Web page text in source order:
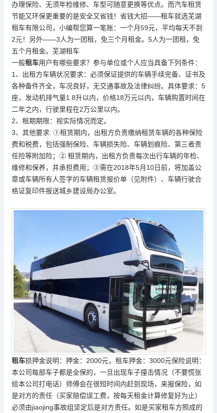
办理保险、无须年检维修、车型可随意更换等优点。而汽车租赁
节能又环保更重要的是安全又省钱！省钱大招——租车就选芜湖
租车有限公司，小编帮您算一笔账：一个月59元，平均每天不到
2元！另外——3人为一团租，免三个月租金。5人为一团租，免
五个月租金。芜湖租车
一般租车用户有哪些要求？参与单位或个人应当具备下列条件：
1、出租方车辆状况要求：必须保证提供的车辆手续完备、证书及
各种备件齐全，车况良好，无交通事故及法律纠纷。具体要求：5
座，发动机排气量1.8升以内，价格18万元以内，车辆购置时间在
二年之内，行驶里程在2万公里以内。
2、租期期限：视实际情况而定。
3、其他要求: ①租赁期内，出租方负责缴纳租赁车辆的各种保险
费和税费，包括强制保险、车辆损失险、车辆划痕险、第三者责
任险等附加险；② 租赁期内，出租方负责每次出行车辆的年检、
维修和保养，并承担费用；③需在2018年5月10日前，将加盖公
章或车辆所有人签字的车辆租赁报价单（见附件）、车辆行驶合
格证复印件报送城乡建设局办公室。
租车损押金说明：押金：2000元，租车押金：3000元保险说明：
本公司每部车子都是全保的，一旦出现车子撞击情况（不要慌张
给本公司打电话）师傅会在很短时间内赶到现场，来报保险，如
是对方的责任（买家赔偿误工费，按每天租金计算修复好为止）
必须由jiaojing事故组坚定后是对方责任。如是买家租车方照成的